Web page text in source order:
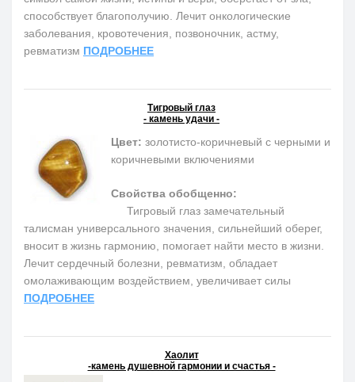
способствует благополучию. Лечит онкологические
заболевания, кровотечения, позвоночник, астму,
ревматизм ПОДРОБНЕЕ
Тигровый глаз
- камень удачи -
Цвет: золотисто-коричневый с черными и
коричневыми включениями
Свойства обобщенно:
Тигровый глаз замечательный
талисман универсального значения, сильнейший оберег,
вносит в жизнь гармонию, помогает найти место в жизни.
Лечит сердечный болезни, ревматизм, обладает
омолаживающим воздействием, увеличивает силы
ПОДРОБНЕЕ
Хаолит
-камень душевной гармонии и счастья -